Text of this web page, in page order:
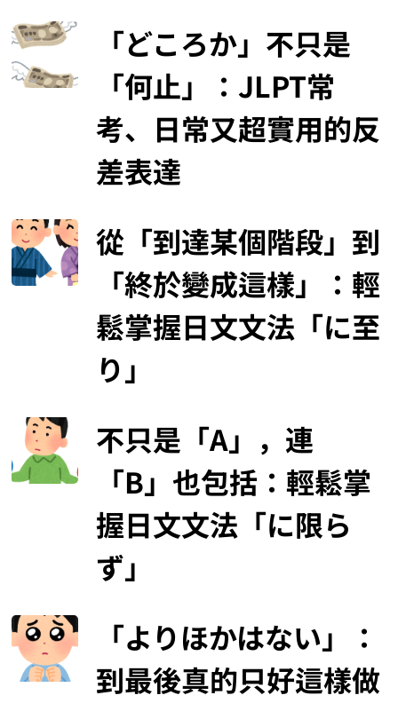
「どころか」不只是
「何止」：JLPT常
考、日常又超實用的反
差表達
從「到達某個階段」到
「終於變成這樣」：輕
鬆掌握日文文法「に至
り」
不只是「A」，連
「B」也包括：輕鬆掌
握日文文法「に限ら
ず」
「よりほかはない」：
到最後真的只好這樣做